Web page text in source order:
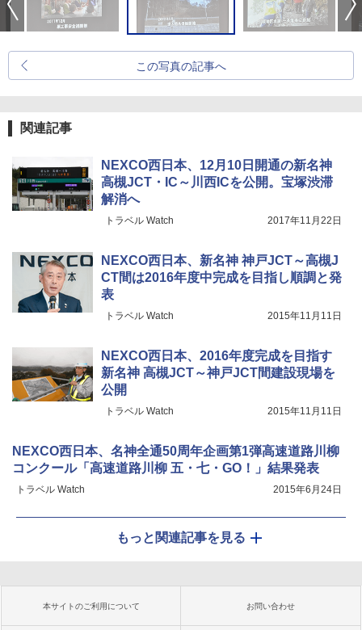
この写真の記事へ
関連記事
NEXCO西日本、12月10日開通の新名神
高槻JCT・IC～川西ICを公開。宝塚渋滞
解消へ
トラベル Watch 2017年11月22日
NEXCO西日本、新名神 神戸JCT～高槻J
CT間は2016年度中完成を目指し順調と発
表
トラベル Watch 2015年11月11日
NEXCO西日本、2016年度完成を目指す
新名神 高槻JCT～神戸JCT間建設現場を
公開
トラベル Watch 2015年11月11日
NEXCO西日本、名神全通50周年企画第1弾高速道路川柳
コンクール「高速道路川柳 五・七・GO！」結果発表
トラベル Watch 2015年6月24日
もっと関連記事を見る
本サイトのご利用について お問い合わせ